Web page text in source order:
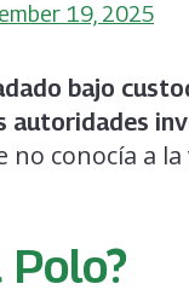
19, 2025
bajo
autoridades
conocía a la